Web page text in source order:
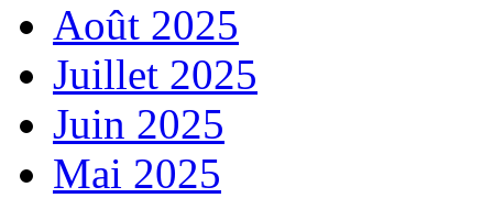
Août 2025
Juillet 2025
Juin 2025
Mai 2025